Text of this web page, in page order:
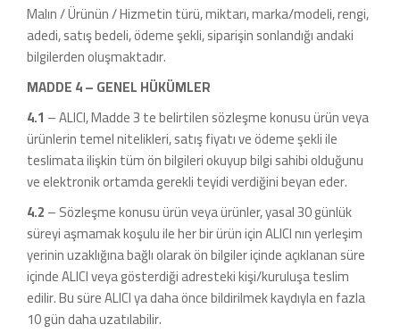
Malın / Ürünün / Hizmetin türü, miktarı, marka/modeli, rengi,
adedi, satış bedeli, ödeme şekli, siparişin sonlandığı andaki
bilgilerden oluşmaktadır.
MADDE 4 – GENEL HÜKÜMLER
4.1 – ALICI, Madde 3 te belirtilen sözleşme konusu ürün veya
ürünlerin temel nitelikleri, satış fiyatı ve ödeme şekli ile
teslimata ilişkin tüm ön bilgileri okuyup bilgi sahibi olduğunu
ve elektronik ortamda gerekli teyidi verdiğini beyan eder.
4.2– Sözleşme konusu ürün veya ürünler, yasal 30 günlük
süreyi aşmamak koşulu ile her bir ürün için ALICI nın yerleşim
yerinin uzaklığına bağlı olarak ön bilgiler içinde açıklanan süre
içinde ALICI veya gösterdiği adresteki kişi/kuruluşa teslim
edilir. Bu süre ALICI ya daha önce bildirilmek kaydıyla en fazla
10 gün daha uzatılabilir.